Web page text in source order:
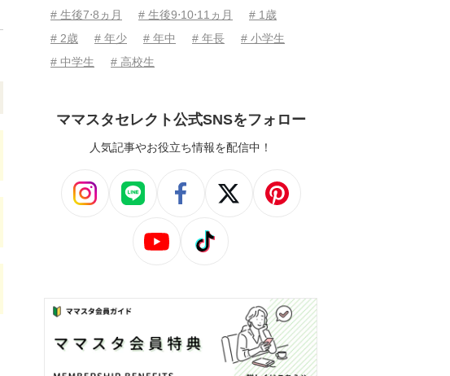
# 生後7⋅8ヵ月
# 生後9⋅10⋅11ヵ月
# 1歳
# 2歳
# 年少 # 年中 # 年長
# 小学生
# 中学生
# 高校生
ママスタセレクト公式SNSをフォロー
人気記事やお役立ち情報を配信中！